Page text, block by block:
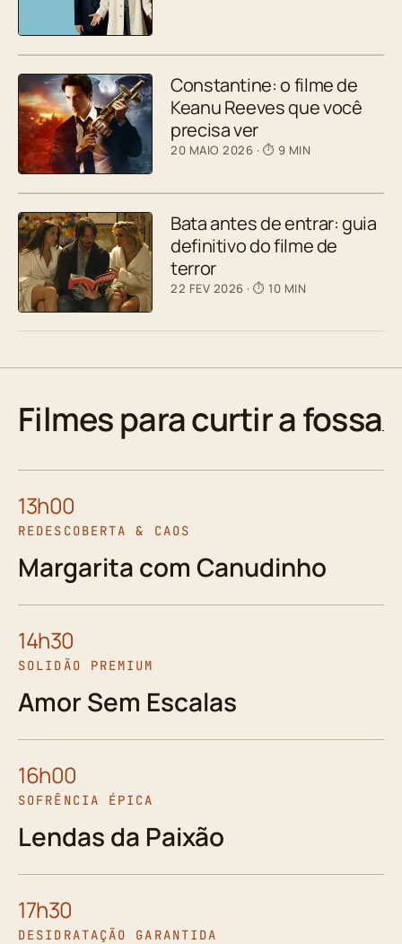
Constantine: o filme de
Keanu Reeves que você
precisa ver
20 MAIO 2026 · ⏱ 9 MIN
Bata antes de entrar: guia
definitivo do filme de
terror
22 FEV 2026 · ⏱ 10 MIN
Filmes para curtir a fossa
13h00
REDESCOBERTA & CAOS
Margarita com Canudinho
14h30
SOLIDÃO PREMIUM
Amor Sem Escalas
16h00
SOFRÊNCIA ÉPICA
Lendas da Paixão
17h30
DESIDRATAÇÃO GARANTIDA